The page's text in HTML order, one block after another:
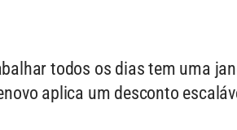
todos os dias tem uma
aplica um desconto